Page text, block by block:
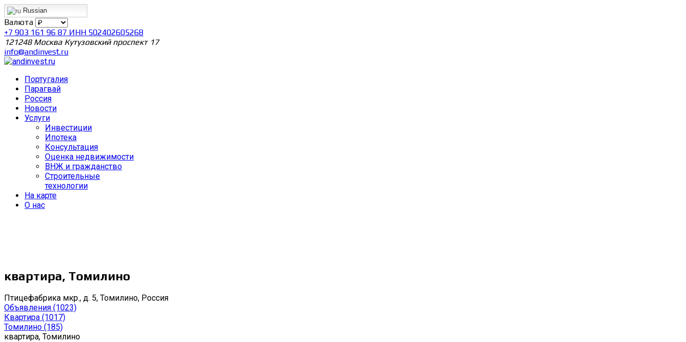
Russian
Валюта
+7 903 161 96 87 ИНН 502402605268
121248 Москва Кутузовский проспект 17
info@andinvest.ru
Португалия
Парагвай
Россия
Новости
Услуги
Инвестиции
Ипотека
Консультация
Оценка недвижимости
ВНЖ и гражданство
Строительные
технологии
На карте
О нас
квартира, Томилино
Птицефабрика мкр., д. 5, Томилино, Россия
Объявления (1023)
Квартира (1017)
Томилино (185)
квартира, Томилино